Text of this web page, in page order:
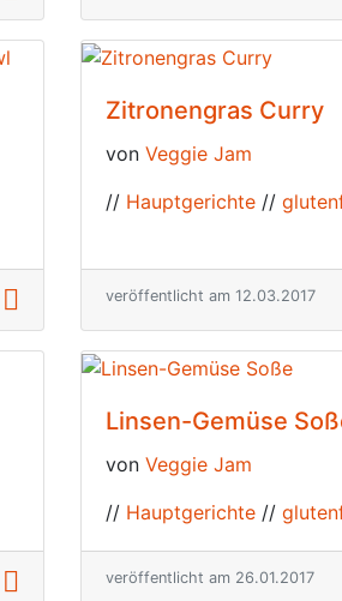
Zitronengras Curry
von Veggie Jam
// Hauptgerichte//
veröffentlicht am 12.03.2017
Linsen-Gemüse
von Veggie Jam
// Hauptgerichte//
veröffentlicht am 26.01.2017